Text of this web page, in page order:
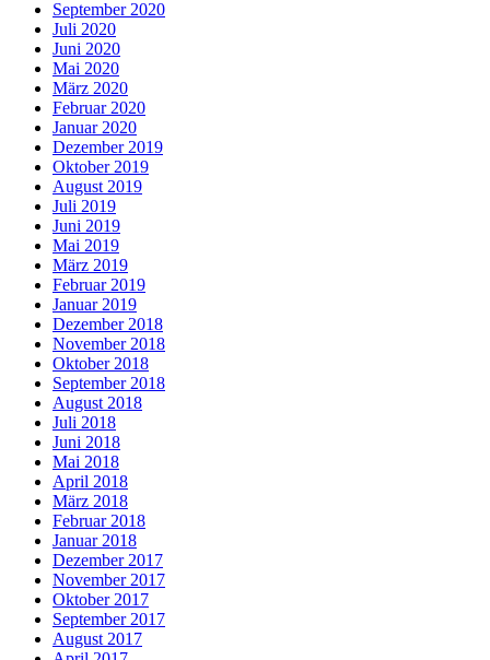
September 2020
Juli 2020
Juni 2020
Mai 2020
März 2020
Februar 2020
Januar 2020
Dezember 2019
Oktober 2019
August 2019
Juli 2019
Juni 2019
Mai 2019
März 2019
Februar 2019
Januar 2019
Dezember 2018
November 2018
Oktober 2018
September 2018
August 2018
Juli 2018
Juni 2018
Mai 2018
April 2018
März 2018
Februar 2018
Januar 2018
Dezember 2017
November 2017
Oktober 2017
September 2017
August 2017